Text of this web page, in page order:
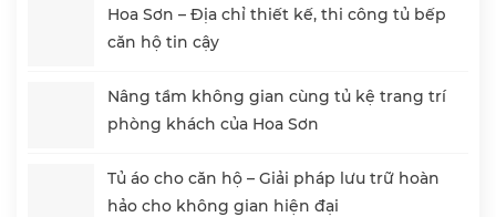
Hoa Sơn – Địa chỉ thiết kế, thi công tủ bếp
căn hộ tin cậy
Nâng tầm không gian cùng tủ kệ trang trí
phòng khách của Hoa Sơn
Tủ áo cho căn hộ – Giải pháp lưu trữ hoàn
hảo cho không gian hiện đại